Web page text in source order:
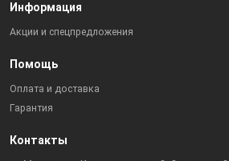
Информация
Акции и спецпредложения
Помощь
Оплата и доставка
Гарантия
Контакты